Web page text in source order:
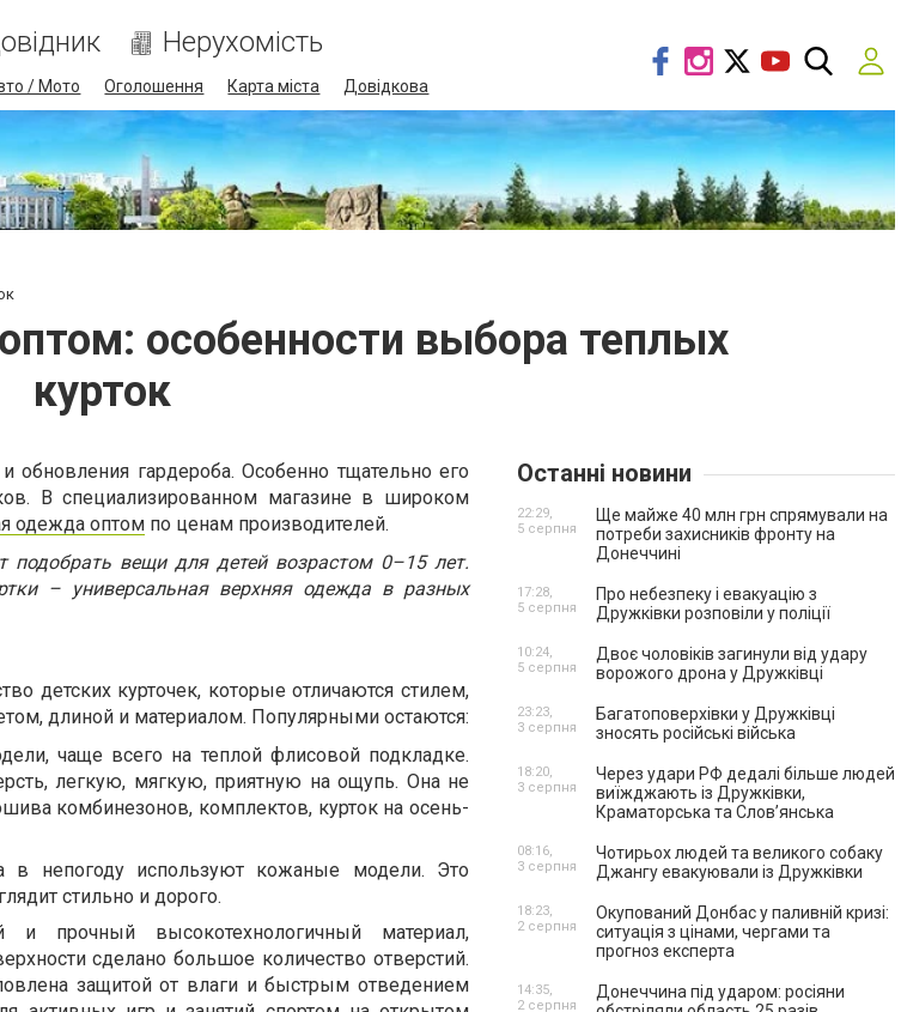
Нерухомість
/ Мото Оголошення Карта міста Довідкова
особенности выбора теплых
курток
обновления гардероба. Особенно тщательно его
В специализированном магазине в широком
одежда оптом по ценам производителей.
подобрать вещи для детей возрастом 0–15 лет.
– универсальная верхняя одежда в разных
детских курточек, которые отличаются стилем,
длиной и материалом. Популярными остаются:
чаще всего на теплой флисовой подкладке.
легкую, мягкую, приятную на ощупь. Она не
комбинезонов, комплектов, курток на осень-
в непогоду используют кожаные модели. Это
стильно и дорого.
прочный высокотехнологичный материал,
сделано большое количество отверстий.
защитой от влаги и быстрым отведением
Останні новини
Ще майже 40 млн грн спрямували на
потреби захисників фронту на
Донеччині
22:29,
5 серпня
Про небезпеку і евакуацію з
Дружківки розповіли у поліції
17:28,
5 серпня
Двоє чоловіків загинули від удару
ворожого дрона у Дружківці
10:24,
5 серпня
Багатоповерхівки у Дружківці
зносять російські війська
23:23,
3 серпня
Через удари РФ дедалі більше людей
виїжджають із Дружківки,
Краматорська та Слов’янська
18:20,
3 серпня
Чотирьох людей та великого собаку
Джангу евакуювали із Дружківки
08:16,
3 серпня
Окупований Донбас у паливній кризі:
ситуація з цінами, чергами та
прогноз експерта
18:23,
2 серпня
Донеччина під ударом: росіяни
14:35,
2 серпня